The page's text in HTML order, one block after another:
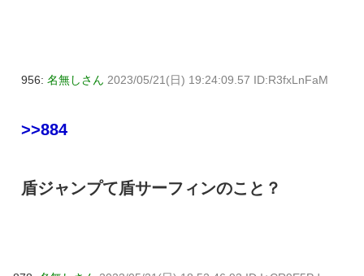
956: 名無しさん 2023/05/21(日) 19:24:09.57 ID:R3fxLnFaM
>>884
盾ジャンプて盾サーフィンのこと？